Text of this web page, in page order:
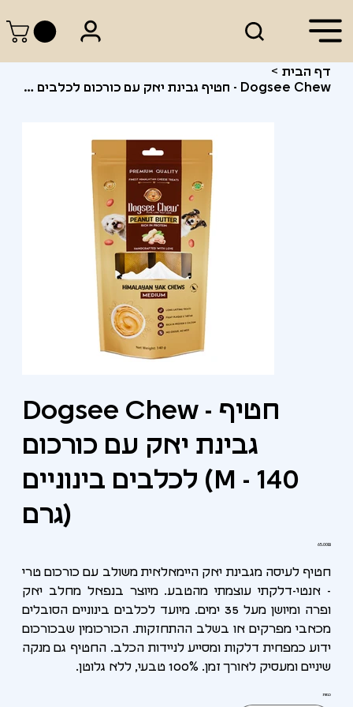
דף הבית >
Dogsee Chew - חטיף גבינת יאק עם כורכום לכלבים בינוניים (M - 140 גרם)
Dogsee Chew - חטיף
גבינת יאק עם כורכום
לכלבים בינוניים (M - 140
גרם)
מחיר‏65.00 ‏₪
חטיף לעיסה מגבינת יאק היימאלאית משולב עם כורכום טרי
- אנטי-דלקתי עוצמתי מהטבע. מיוצר בנפאל מחלב יאק
ופרה ומיושן מעל 35 ימים. מיועד לכלבים בינוניים הסובלים
מכאבי מפרקים או בשלב ההתחזקות. הכורכומין שבכורכום
ידוע כמפחית דלקות ומסייע לניידות הכלב. החטיף גם מנקה
שיניים ומעסיק לאורך זמן. 100% טבעי, ללא גלוטן.
כמות